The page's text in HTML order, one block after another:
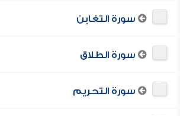
سورة التغابن
سورة الطلاق
سورة التحريم